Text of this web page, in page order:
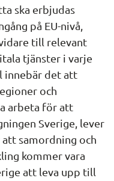
ska erbjudas
på EU-nivå,
till relevant
tjänster i varje
innebär det att
och
arbeta för att
Sverige, lever
samordning och
kommer vara
att leva upp till